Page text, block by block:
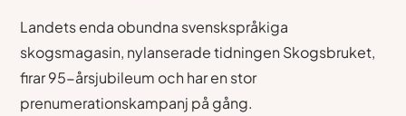
Landets enda obundna svenskspråkiga
skogsmagasin, nylanserade tidningen Skogsbruket,
firar 95-årsjubileum och har en stor
prenumerationskampanj på gång.